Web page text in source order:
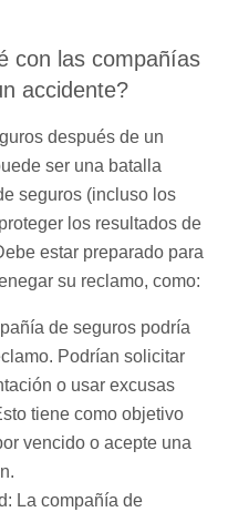
con las compañías
accidente?
después de un
ser una batalla
seguros (incluso los
los resultados de
estar preparado para
su reclamo, como:
de seguros podría
Podrían solicitar
o usar excusas
tiene como objetivo
vencido o acepte una
La compañía de